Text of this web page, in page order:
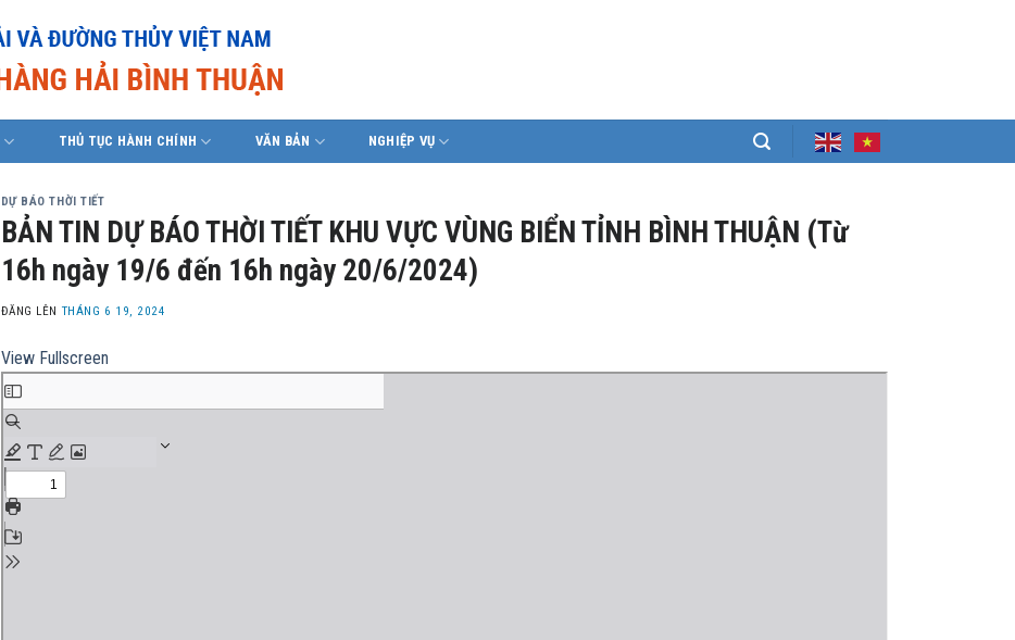
THỦ TỤC HÀNH CHÍNH VĂN BẢN NGHIỆP VỤ
DỰ BÁO THỜI TIẾT
BẢN TIN DỰ BÁO THỜI TIẾT KHU VỰC VÙNG BIỂN TỈNH BÌNH THUẬN (Từ
16h ngày 19/6 đến 16h ngày 20/6/2024)
ĐĂNG LÊN THÁNG 6 19, 2024
View Fullscreen